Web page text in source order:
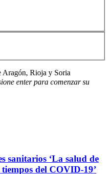
enter para comenzar su
sanitarios ‘La salud de
tiempos del COVID-19’